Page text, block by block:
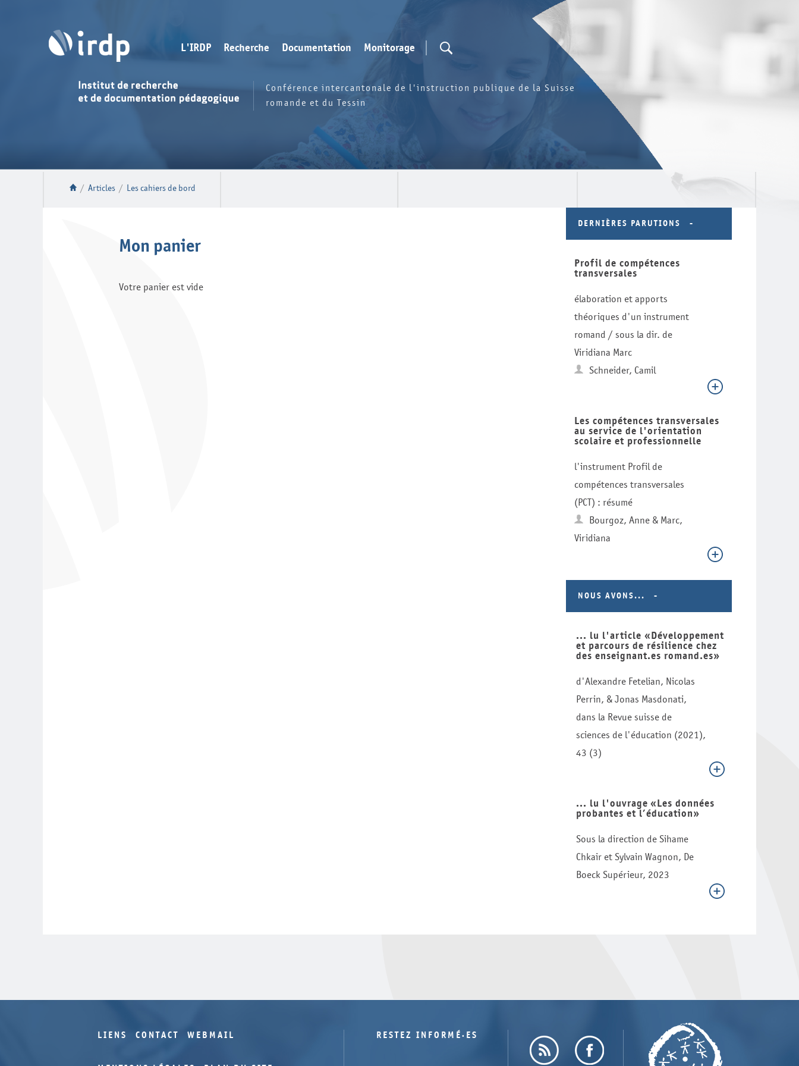
L'IRDP Recherche Documentation Monitorage
Conférence intercantonale de l'instruction publique de la Suisse
romande et du Tessin
/ Articles / Les cahiers de bord
Mon panier
Votre panier est vide
DERNIÈRES PARUTIONS
Profil de compétences
transversales
élaboration et apports
théoriques d'un instrument
romand / sous la dir. de
Viridiana Marc
Schneider, Camil
Les compétences transversales
au service de l'orientation
scolaire et professionnelle
l'instrument Profil de
compétences transversales
(PCT) : résumé
Bourgoz, Anne & Marc,
Viridiana
NOUS AVONS...
... lu l'article «Développement
et parcours de résilience chez
des enseignant.es romand.es»
d'Alexandre Fetelian, Nicolas
Perrin, & Jonas Masdonati,
dans la Revue suisse de
sciences de l'éducation (2021),
43 (3)
... lu l'ouvrage «Les données
probantes et l’éducation»
Sous la direction de Sihame
Chkair et Sylvain Wagnon, De
Boeck Supérieur, 2023
LIENS CONTACT WEBMAIL RESTEZ INFORMÉ·ES